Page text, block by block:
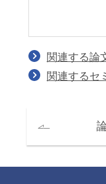
関連する論
関連するセ